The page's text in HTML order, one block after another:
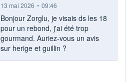
13 mai 2026 • 09:46
Bonjour Zorglu, je visais ds les 18
pour un rebond, j'ai été trop
gourmand. Auriez-vous un avis
sur herige et guillin ?